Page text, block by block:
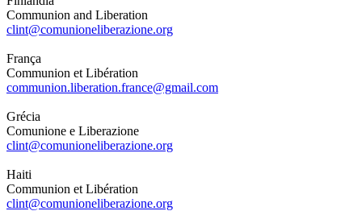
Communion and Liberation
clint@comunioneliberazione.org
França
Communion et Libération
communion.liberation.france@gmail.com
Grécia
Comunione e Liberazione
clint@comunioneliberazione.org
Haiti
Communion et Libération
clint@comunioneliberazione.org